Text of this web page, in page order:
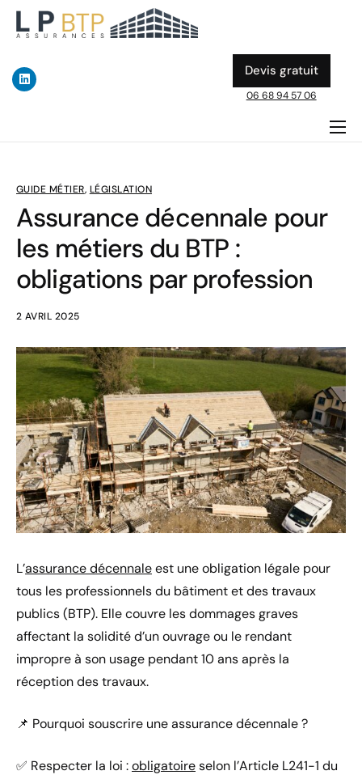
DOMMAGE OUVRAGE
A PROPOS
ACTUALITES & GUIDES BTP
Devis gratuit
06 68 94 57 06
GUIDE MÉTIER, LÉGISLATION
Assurance décennale pour
les métiers du BTP :
obligations par profession
2 AVRIL 2025
L’assurance décennaleest une obligation légale pour
tous les professionnels du bâtiment et des travaux
publics (BTP). Elle couvre les dommages graves
affectant la solidité d’un ouvrage ou le rendant
impropre à son usage pendant 10 ans après la
réception des travaux.
📌 Pourquoi souscrire une assurance décennale ?
✅ Respecter la loi :obligatoireselon l’Article L241-1 du